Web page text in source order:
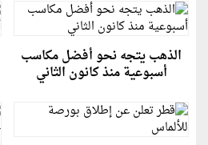
الذهب يتجه نحو أفضل مكاسب
أسبوعية منذ كانون الثاني